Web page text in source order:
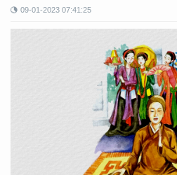
09-01-2023 07:41:25